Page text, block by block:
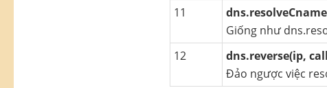
11
Giống như
12
dns.reverse(ip,
Đảo ngược việc